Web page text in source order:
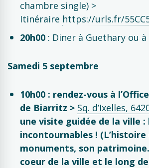
chambre single) >
Itinéraire https://urls.fr/
20h00 : Diner à Guethary ou à
Samedi 5 septembre
10h00 : rendez-vous à
de Biarritz > Sq. d’Ixelles,
une visite guidée de la ville :
incontournables !
monuments, son
coeur de la ville et le long